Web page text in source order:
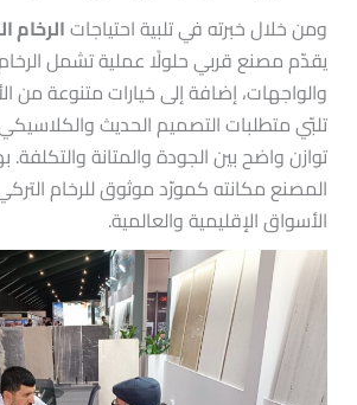
ومن خلال خبرته في تلبية احتياجاتالرخام
يقدّم مصنع قربي حلولًا عملية تشمل
والواجهات، إضافة إلى خيارات متنوعة من
تلبّي متطلبات التصميم الحديث
توازن واضح بين الجودة والمتانة والتكلفة.
المصنع مكانته كمورّد موثوق للرخام
الأسواق الإقليمية والعالمية.